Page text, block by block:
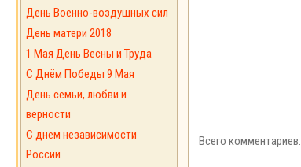
День Военно-воздушных сил
День матери 2018
1 Мая День Весны и Труда
С Днём Победы 9 Мая
День семьи, любви и
верности
С днем независимости
России
Всего комментариев: